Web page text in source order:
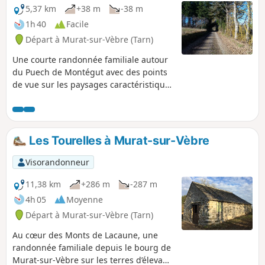
5,37 km
+38 m
-38 m
1h 40
Facile
Départ à Murat-sur-Vèbre (Tarn)
Une courte randonnée familiale autour
du Puech de Montégut avec des points
de vue sur les paysages caractéristiques
Chemin de Saint-Jacques-de-
Compostelle, la via Tolosana (GR® 653).
Au départ ou à l'arrivée, à coupler avec
la visite du Centre d'Interprétation des
Statues-Menhirs.
Les Tourelles à Murat-sur-Vèbre
Visorandonneur
11,38 km
+286 m
-287 m
4h 05
Moyenne
Départ à Murat-sur-Vèbre (Tarn)
Au cœur des Monts de Lacaune, une
randonnée familiale depuis le bourg de
Murat-sur-Vèbre sur les terres d’élevage